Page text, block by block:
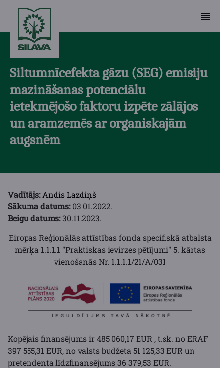
Siltumnīcefekta gāzu (SEG) emisiju
mazināšanas potenciālu
ietekmējošo faktoru izpēte zālājos
un aramzemēs ar organiskajām
augsnēm
Vadītājs:Andis Lazdiņš
Sākuma datums:03.01.2022.
Beigu datums:30.11.2023.
Eiropas Reģionālās attīstības fonda specifiskā atbalsta
mērķa 1.1.1.1 "Praktiskas ievirzes pētījumi" 5. kārtas
vienošanās Nr. 1.1.1.1/21/A/031
Kopējais finansējums ir 485 060,17 EUR , t.sk. no ERAF
397 555,31 EUR, no valsts budžeta 51 125,33 EUR un
pretendenta līdzfinansējums 36 379,53 EUR.